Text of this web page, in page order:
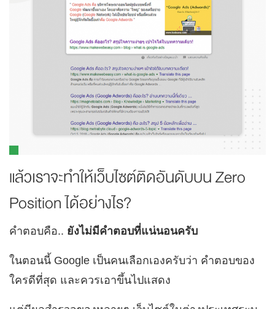
แล้วเราจะทำให้เว็บไซต์ติดอันดับบน Zero
Position ได้อย่างไร?
คำตอบคือ.. ยังไม่มีคำตอบที่แน่นอนครับ
ในตอนนี้ Google เป็นคนเลือกเองครับว่า คำตอบของ
ใครดีที่สุด และควรเอาขึ้นไปแสดง